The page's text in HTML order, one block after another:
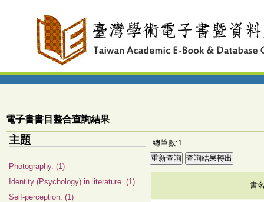
電子書書目整合查詢結果
主題
Photography. (1)
Identity (Psychology) in literature. (1)
Self-perception. (1)
總筆數:1
書